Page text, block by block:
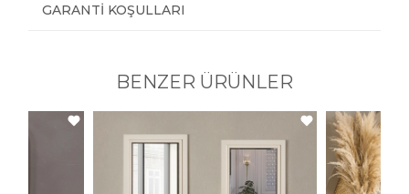
GARANTI KOŞULLARI
BENZER ÜRÜNLER